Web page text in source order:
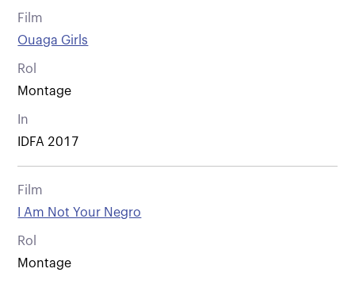
Film
Ouaga Girls
Rol
Montage
In
IDFA 2017
Film
I Am Not Your Negro
Rol
Montage